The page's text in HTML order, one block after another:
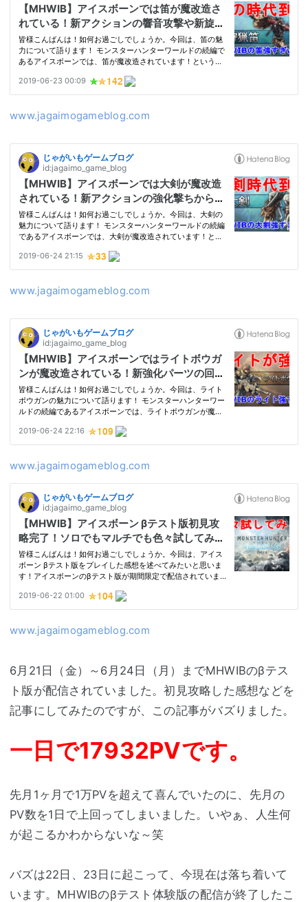
www.jagaimogameblog.com
www.jagaimogameblog.com
www.jagaimogameblog.com
www.jagaimogameblog.com
6月21日（金）～6月24日（月）までMHWIBのβテス
ト版が配信されていました。初見攻略した感想などを
記事にしてみたのですが、この記事がバズりました。
一日で17932PVです。
先月1ヶ月で1万PVを超えて喜んでいたのに、先月の
PV数を1日で上回ってしまいました。いやぁ、人生何
が起こるかわからないな～笑
バズは22日、23日に起こって、今現在は落ち着いて
います。MHWIBのβテスト体験版の配信が終了したこ